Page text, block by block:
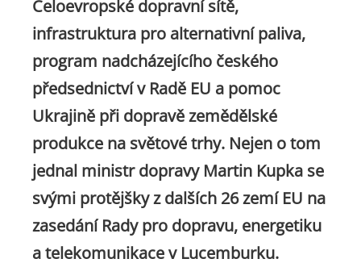
Celoevropské dopravní sítě,
infrastruktura pro alternativní paliva,
program nadcházejícího českého
předsednictví v Radě EU a pomoc
Ukrajině při dopravě zemědělské
produkce na světové trhy. Nejen o tom
jednal ministr dopravy Martin Kupka se
svými protějšky z dalších 26 zemí EU na
zasedání Rady pro dopravu, energetiku
a telekomunikace v Lucemburku.